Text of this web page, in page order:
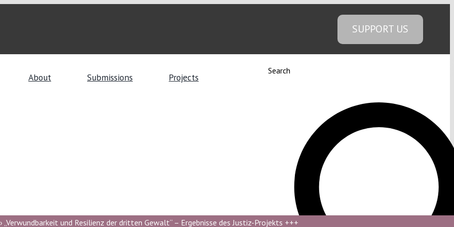
SUPPORT US
About Submissions Projects
Search
„Verwundbarkeit und Resilienz der dritten Gewalt“ – Ergebnisse des Justiz-Projekts +++